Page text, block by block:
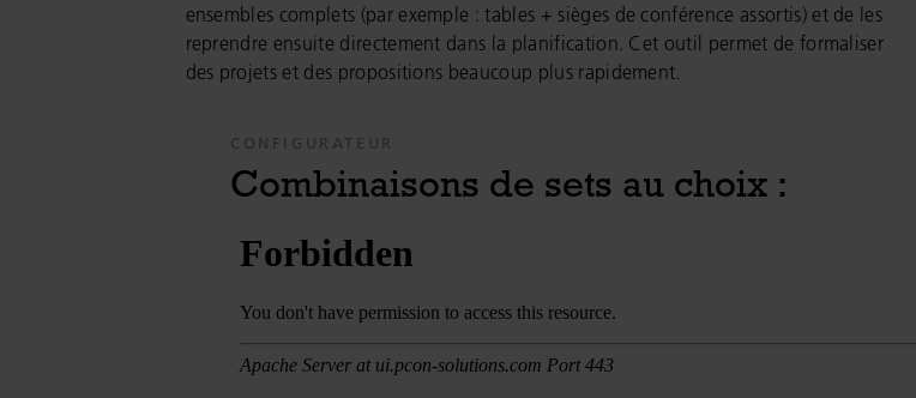
ensembles complets (par exemple : tables + sièges de conférence assortis) et de les
reprendre ensuite directement dans la planification. Cet outil permet de formaliser
des projets et des propositions beaucoup plus rapidement.
CONFIGURATEUR
Combinaisons de sets au choix :